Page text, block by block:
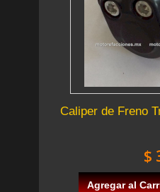
Caliper de Freno
$
Agregar al